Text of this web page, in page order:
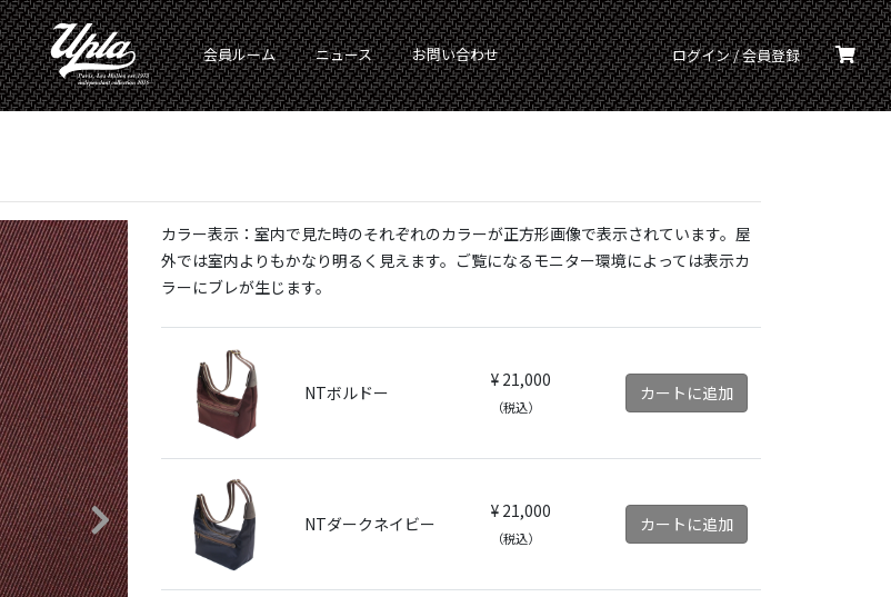
会員ルーム ニュース お問い合わせ ログイン / 会員登録
カラー表示：室内で見た時のそれぞれのカラーが正方形画像で表示されています。屋
外では室内よりもかなり明るく見えます。ご覧になるモニター環境によっては表示カ
ラーにブレが生じます。
NTボルドー
¥ 21,000
（税込）
カートに追加
NTダークネイビー
¥ 21,000
（税込）
カートに追加